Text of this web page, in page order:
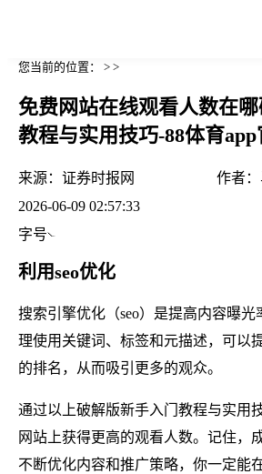
您当前的位置： > >
免费网站在线观看人数在哪
教程与实用技巧-88体育
来源： 证券时报网 作者：
2026-06-09 02:57:33
字号
利用seo优化
搜索引擎优化（seo）是提高内容曝
理使用关键词、标签和元描述，可以
的排名，从而吸引更多的观众。
通过以上破解版新手入门教程与实用
网站上获得更高的观看人数。记住，
不断优化内容和推广策略，你一定能